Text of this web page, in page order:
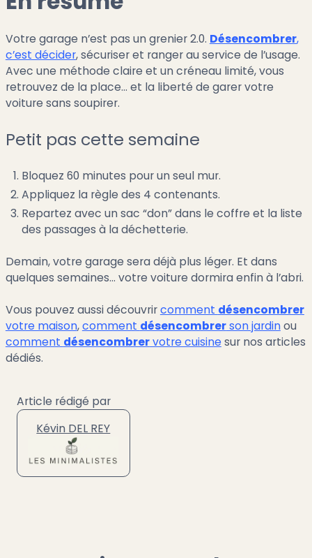
Votre garage n’est pas un grenier 2.0. Désencombrer,
c’est décider, sécuriser et ranger au service de l’usage.
Avec une méthode claire et un créneau limité, vous
retrouvez de la place… et la liberté de garer votre
voiture sans soupirer.
Petit pas cette semaine
Bloquez 60 minutes pour un seul mur.
Appliquez la règle des 4 contenants.
Repartez avec un sac “don” dans le coffre et la liste
des passages à la déchetterie.
Demain, votre garage sera déjà plus léger. Et dans
quelques semaines… votre voiture dormira enfin à l’abri.
Vous pouvez aussi découvrircomment désencombrer
votre maison,comment désencombrerson jardinou
comment désencombrervotre cuisinesur nos articles
dédiés.
Article rédigé par
Kévin DEL REY